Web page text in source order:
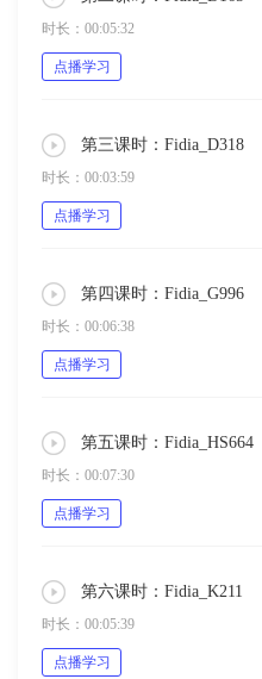
时长：00:05:32
点播学习
第三课时：Fidia_D318
时长：00:03:59
点播学习
第四课时：Fidia_G996
时长：00:06:38
点播学习
第五课时：Fidia_HS664
时长：00:07:30
点播学习
第六课时：Fidia_K211
时长：00:05:39
点播学习